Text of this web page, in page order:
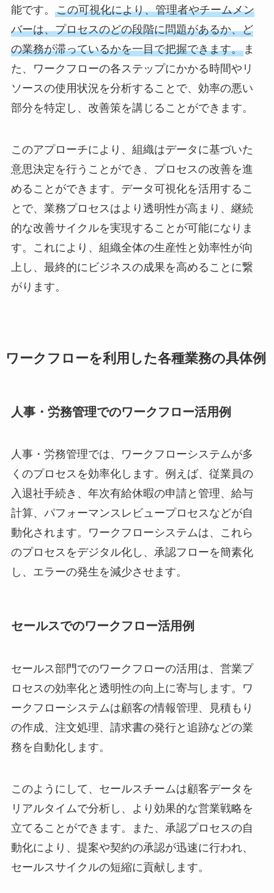
能です。 この可視化により、管理者やチームメン
バーは、プロセスのどの段階に問題があるか、ど
の業務が滞っているかを一目で把握できます。ま
た、ワークフローの各ステップにかかる時間やリ
ソースの使用状況を分析することで、効率の悪い
部分を特定し、改善策を講じることができます。
このアプローチにより、組織はデータに基づいた
意思決定を行うことができ、プロセスの改善を進
めることができます。データ可視化を活用するこ
とで、業務プロセスはより透明性が高まり、継続
的な改善サイクルを実現することが可能になりま
す。これにより、組織全体の生産性と効率性が向
上し、最終的にビジネスの成果を高めることに繋
がります。
ワークフローを利用した各種業務の具体例
人事・労務管理でのワークフロー活用例
人事・労務管理では、ワークフローシステムが多
くのプロセスを効率化します。例えば、従業員の
入退社手続き、年次有給休暇の申請と管理、給与
計算、パフォーマンスレビュープロセスなどが自
動化されます。ワークフローシステムは、これら
のプロセスをデジタル化し、承認フローを簡素化
し、エラーの発生を減少させます。
セールスでのワークフロー活用例
セールス部門でのワークフローの活用は、営業プ
ロセスの効率化と透明性の向上に寄与します。ワ
ークフローシステムは顧客の情報管理、見積もり
の作成、注文処理、請求書の発行と追跡などの業
務を自動化します。
このようにして、セールスチームは顧客データを
リアルタイムで分析し、より効果的な営業戦略を
立てることができます。また、承認プロセスの自
動化により、提案や契約の承認が迅速に行われ、
セールスサイクルの短縮に貢献します。